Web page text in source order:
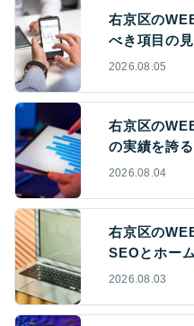
右京区の
べき項目の
2026.08.05
右京区の
の実績を誇
2026.08.04
右京区の
SEOとホー
2026.08.03